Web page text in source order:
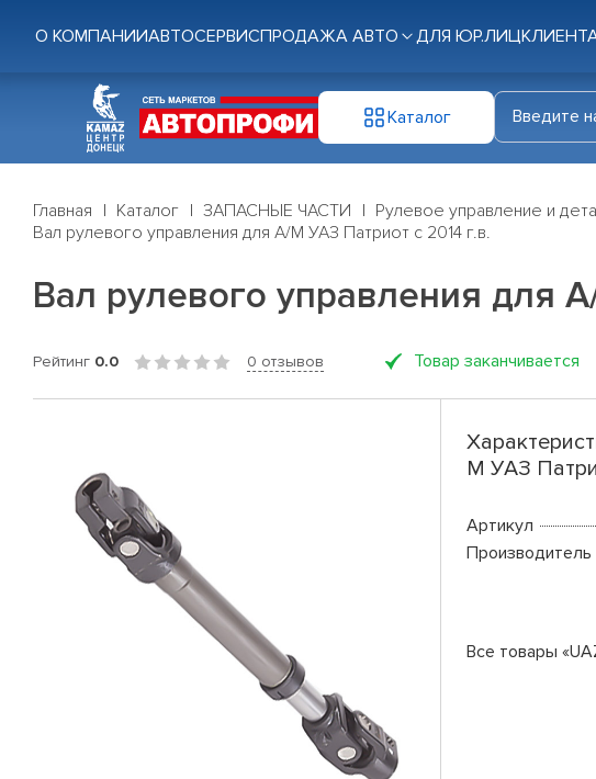
О КОМПАНИИАВТОСЕРВИСПРОДАЖА АВТО ДЛЯ ЮР.ЛИЦ
Каталог
Главная Каталог ЗАПАСНЫЕ ЧАСТИ Рулевое управление и
Вал рулевого управления для А/М УАЗ Патриот с 2014 г.в.
Вал рулевого управления для
Рейтинг 0.0 0 отзывов Товар заканчивается
М УАЗ
Артикул
Производитель
Все товары